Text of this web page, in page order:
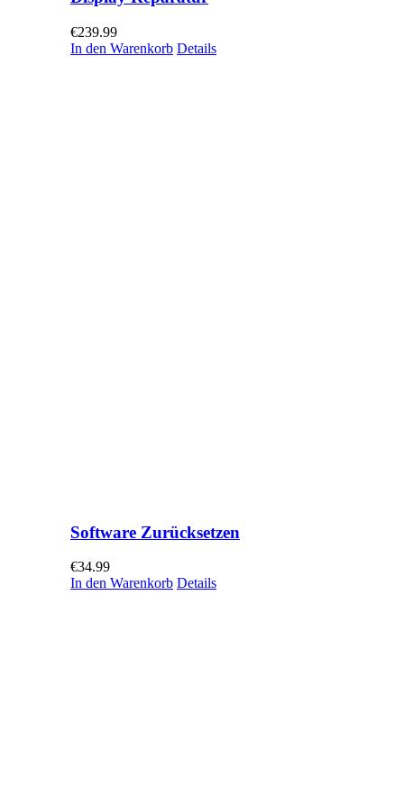
€239.99
In den Warenkorb Details
Software Zurücksetzen
€34.99
In den Warenkorb Details